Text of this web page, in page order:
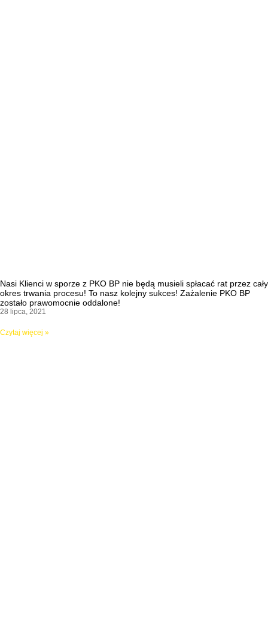
Nasi Klienci w sporze z PKO BP nie będą musieli spłacać rat przez cały
okres trwania procesu! To nasz kolejny sukces! Zażalenie PKO BP
zostało prawomocnie oddalone!
28 lipca, 2021
Czytaj więcej »